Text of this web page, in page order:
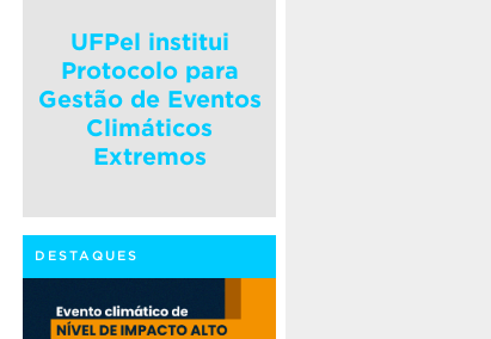
UFPel institui
Protocolo para
Gestão de Eventos
Climáticos
Extremos
DESTAQUES